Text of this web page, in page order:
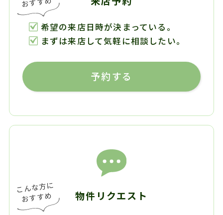
希望の来店日時が決まっている。
まずは来店して気軽に相談したい。
予約する
物件リクエスト